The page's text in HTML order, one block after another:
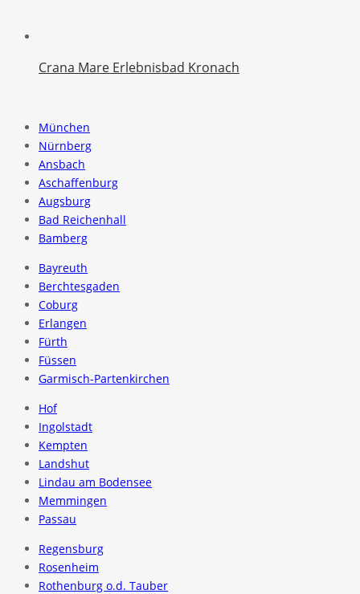
Crana Mare Erlebnisbad Kronach
München
Nürnberg
Ansbach
Aschaffenburg
Augsburg
Bad Reichenhall
Bamberg
Bayreuth
Berchtesgaden
Coburg
Erlangen
Fürth
Füssen
Garmisch-Partenkirchen
Hof
Ingolstadt
Kempten
Landshut
Lindau am Bodensee
Memmingen
Passau
Regensburg
Rosenheim
Rothenburg o.d. Tauber